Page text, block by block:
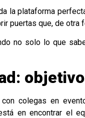
la plataforma
puertas que, de otra
no solo lo que
colegas en
en encontrar el